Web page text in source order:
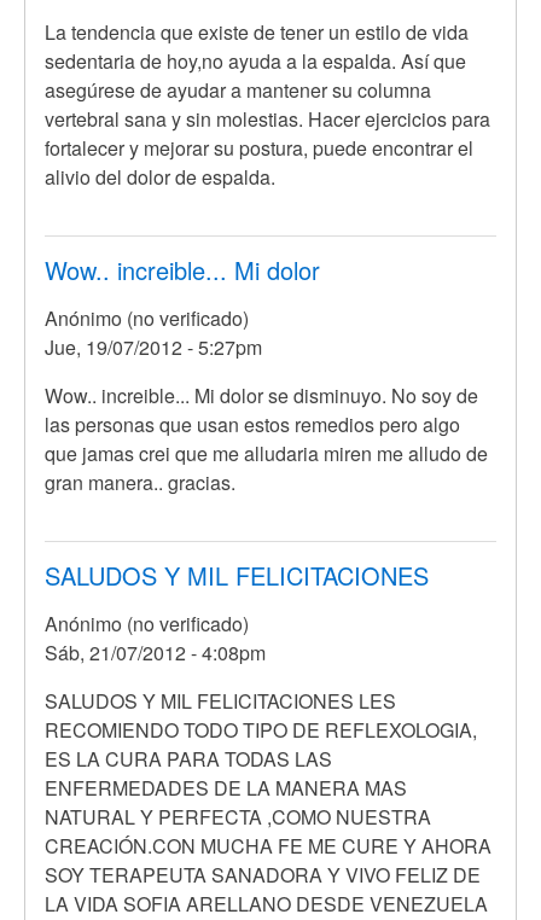
La tendencia que existe de tener un estilo de vida
sedentaria de hoy,no ayuda a la espalda. Así que
asegúrese de ayudar a mantener su columna
vertebral sana y sin molestias. Hacer ejercicios para
fortalecer y mejorar su postura, puede encontrar el
alivio del dolor de espalda.
Wow.. increible... Mi dolor
Anónimo (no verificado)
Jue, 19/07/2012 - 5:27pm
Wow.. increible... Mi dolor se disminuyo. No soy de
las personas que usan estos remedios pero algo
que jamas crei que me alludaria miren me alludo de
gran manera.. gracias.
SALUDOS Y MIL FELICITACIONES
Anónimo (no verificado)
Sáb, 21/07/2012 - 4:08pm
SALUDOS Y MIL FELICITACIONES LES
RECOMIENDO TODO TIPO DE REFLEXOLOGIA,
ES LA CURA PARA TODAS LAS
ENFERMEDADES DE LA MANERA MAS
NATURAL Y PERFECTA ,COMO NUESTRA
CREACIÓN.CON MUCHA FE ME CURE Y AHORA
SOY TERAPEUTA SANADORA Y VIVO FELIZ DE
LA VIDA SOFIA ARELLANO DESDE VENEZUELA